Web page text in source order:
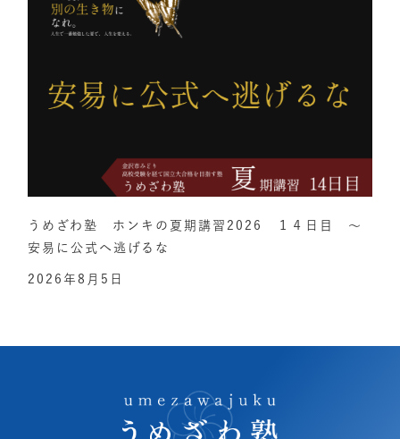
うめざわ塾 ホンキの夏期講習2026 １４日目 ～
安易に公式へ逃げるな
2026年8月5日